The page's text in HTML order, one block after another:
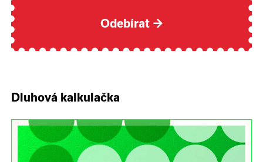
Odebírat →
Dluhová kalkulačka